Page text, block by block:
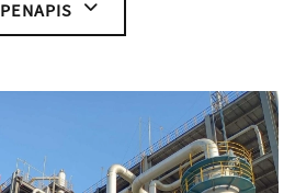
PENAPIS